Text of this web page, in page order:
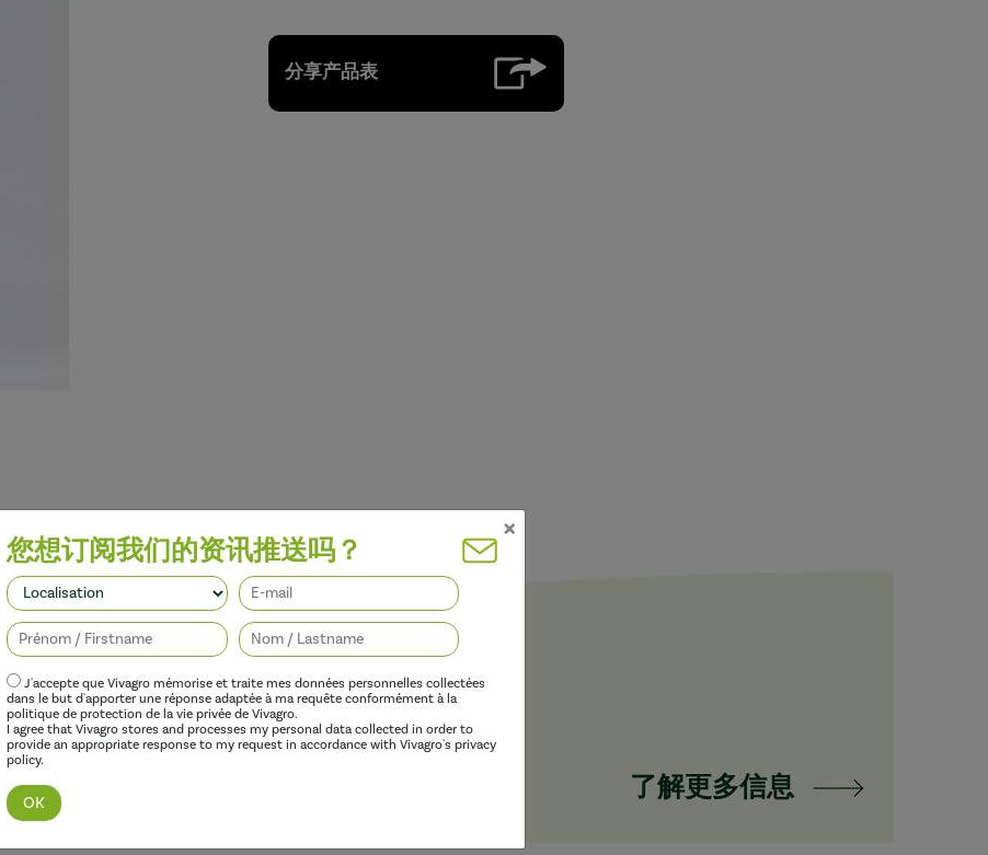
分享产品表
22/03/2021
了解更多信息
×
您想订阅我们的资讯推送吗？
J'accepte que Vivagro mémorise et traite mes données personnelles collectées
dans le but d'apporter une réponse adaptée à ma requête conformément à la
politique de protection de la vie privée de Vivagro.
I agree that Vivagro stores and processes my personal data collected in order to
provide an appropriate response to my request in accordance with Vivagro's privacy
policy.